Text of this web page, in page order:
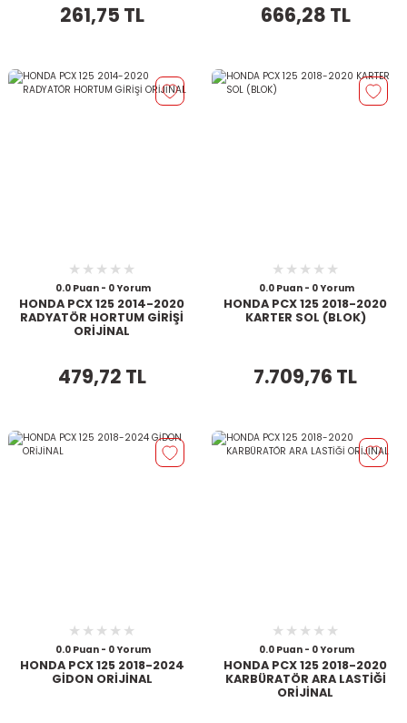
261,75 TL 666,28 TL
0.0 Puan - 0 Yorum
HONDA PCX 125 2014-2020
RADYATÖR HORTUM GİRİŞİ
ORİJİNAL
479,72 TL
0.0 Puan - 0 Yorum
HONDA PCX 125 2018-2020
KARTER SOL (BLOK)
7.709,76 TL
0.0 Puan - 0 Yorum
HONDA PCX 125 2018-2024
GİDON ORİJİNAL
0.0 Puan - 0 Yorum
HONDA PCX 125 2018-2020
KARBÜRATÖR ARA LASTİĞİ
ORİJİNAL